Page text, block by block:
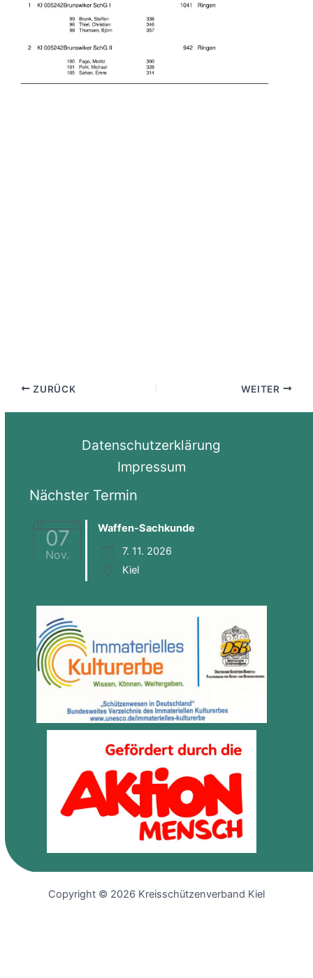
ZURÜCK WEITER
Datenschutzerklärung
Impressum
Nächster Termin
07
Nov.
Waffen-Sachkunde
7. 11. 2026
Kiel
Copyright © 2026 Kreisschützenverband Kiel